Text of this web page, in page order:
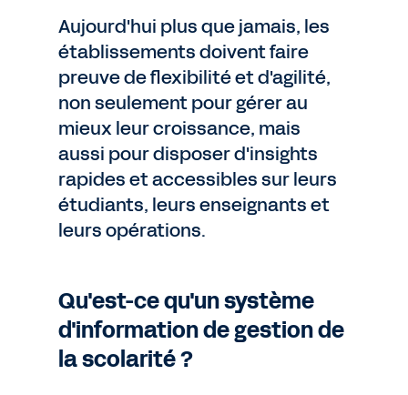
Aujourd'hui plus que jamais, les
établissements doivent faire
preuve de flexibilité et d'agilité,
non seulement pour gérer au
mieux leur croissance, mais
aussi pour disposer d'insights
rapides et accessibles sur leurs
étudiants, leurs enseignants et
leurs opérations.
Qu'est-ce qu'un système
d'information de gestion de
la scolarité ?